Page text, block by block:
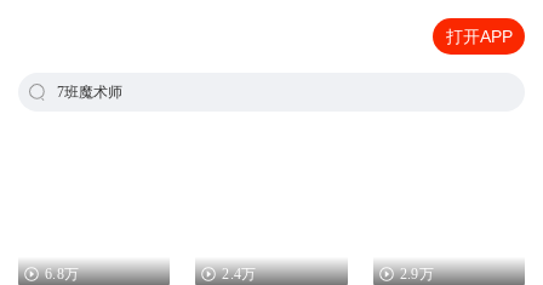
打开APP
7班魔术师
6.8万 2.4万 2.9万